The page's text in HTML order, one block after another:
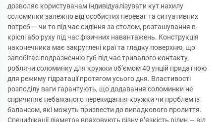
дозволяє користувачам індивідуалізувати кут нахилу
соломинки залежно від особистих переваг та ситуативних
потреб — чи то під час сидіння за столом, розташування в
кріслі або руху під час фізичних навантажень. Конструкція
наконечника має закруглені краї та гладку поверхню, що
запобігає подразненню губ під час тривалого контакту,
роблячи соломинку для кружки об’ємом 40 унцій придатною
для режиму гідратації протягом усього дня. Властивості
розподілу ваги гарантують, що додавання соломинки не
спричиняє небажаного перекидання кружки чи проблем із
балансом, які можуть призвести до випадкового пролиття.
Специфікації діаметра враховують різну в’язкість рідин — від